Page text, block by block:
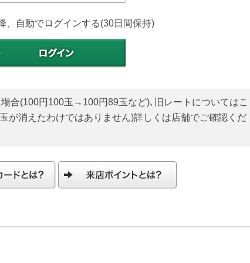
、自動でログインする(30日間保持)
合(100円100玉→100円89玉など)､旧レートについてはこ
が消えたわけではありません)詳しくは店舗でご確認くだ